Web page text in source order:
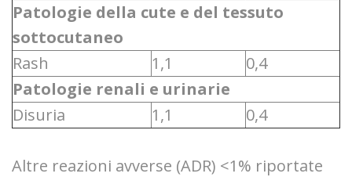
Patologie della cute e del tessuto
sottocutaneo
Rash
1,1
0,4
Patologie renali e urinarie
Disuria
1,1 0,4
Altre reazioni avverse (ADR) <1% riportate